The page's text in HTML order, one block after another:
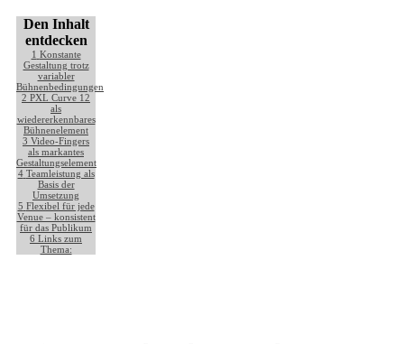
Den Inhalt
entdecken
1 Konstante
Gestaltung trotz
variabler
Bühnenbedingungen
2 PXL Curve 12
als
wiedererkennbares
Bühnenelement
3 Video-Fingers
als markantes
Gestaltungselement
4 Teamleistung als
Basis der
Umsetzung
5 Flexibel für jede
Venue – konsistent
für das Publikum
6 Links zum
Thema: